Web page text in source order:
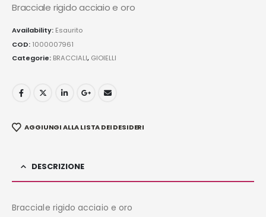
Bracciale rigido acciaio e oro
Availability: Esaurito
COD: 1000007961
Categorie: BRACCIALI, GIOIELLI
AGGIUNGI ALLA LISTA DEI DESIDERI
DESCRIZIONE
Bracciale rigido acciaio e oro